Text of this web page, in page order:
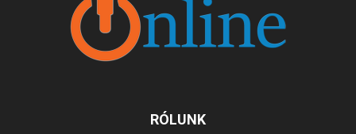
RÓLUNK